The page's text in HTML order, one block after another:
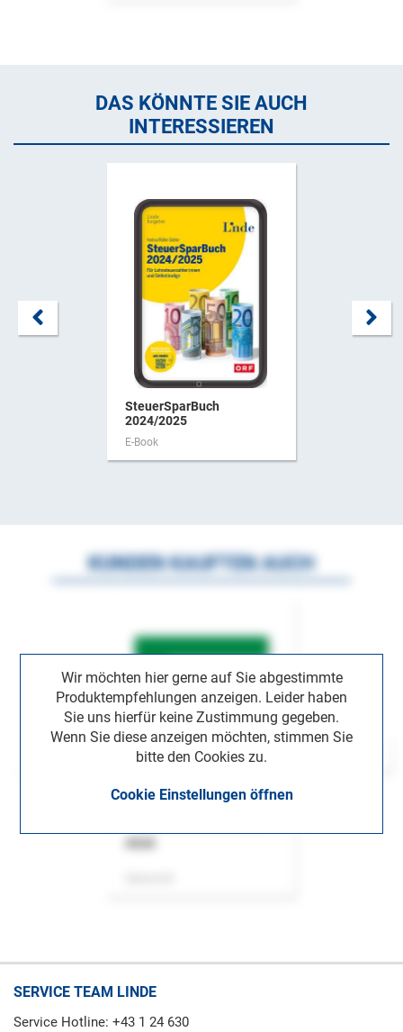
DAS KÖNNTE SIE AUCH
INTERESSIEREN
SteuerSparBuch
2024/2025
E-Book
Wir möchten hier gerne auf Sie abgestimmte
Produktempfehlungen anzeigen. Leider haben
Sie uns hierfür keine Zustimmung gegeben.
Wenn Sie diese anzeigen möchten, stimmen Sie
bitte den Cookies zu.
Cookie Einstellungen öffnen
KUNDEN KAUFTEN AUCH
SERVICE TEAM LINDE
Service Hotline: +43 1 24 630